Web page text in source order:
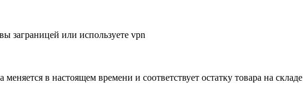
заграницей или используете vpn
меняется в настоящем времени и соответствует остатку товара на складе